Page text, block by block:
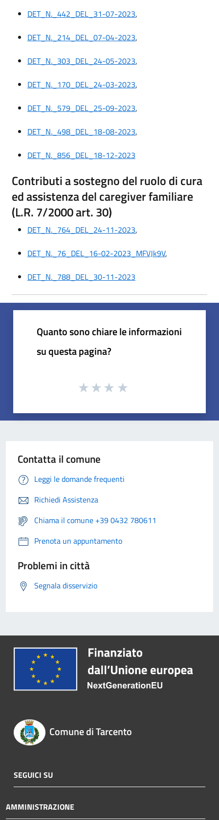
DET_N._442_DEL_31-07-2023,
DET_N._214_DEL_07-04-2023,
DET_N._303_DEL_24-05-2023,
DET_N._170_DEL_24-03-2023,
DET_N._579_DEL_25-09-2023,
DET_N._498_DEL_18-08-2023,
DET_N._856_DEL_18-12-2023
Contributi a sostegno del ruolo di cura
ed assistenza del caregiver familiare
(L.R. 7/2000 art. 30)
DET_N._764_DEL_24-11-2023,
DET_N._76_DEL_16-02-2023_MFVJk9V,
DET_N._788_DEL_30-11-2023
Quanto sono chiare le informazioni
su questa pagina?
Contatta il comune
Leggi le domande frequenti
Richiedi Assistenza
Chiama il comune +39 0432 780611
Prenota un appuntamento
Problemi in città
Segnala disservizio
Comune di Tarcento
SEGUICI SU
AMMINISTRAZIONE